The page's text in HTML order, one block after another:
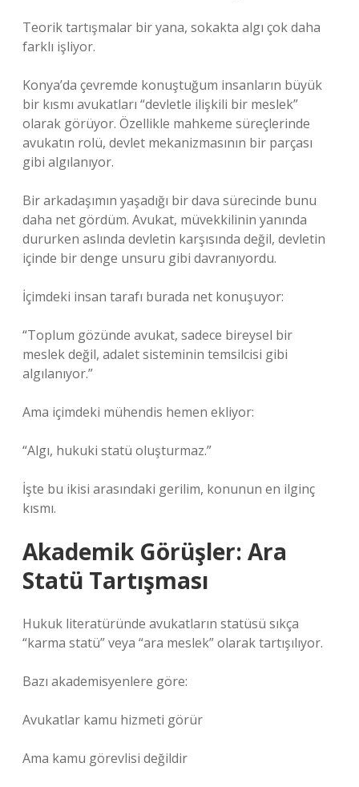
Teorik tartışmalar bir yana, sokakta algı çok daha
farklı işliyor.
Konya’da çevremde konuştuğum insanların büyük
bir kısmı avukatları “devletle ilişkili bir meslek”
olarak görüyor. Özellikle mahkeme süreçlerinde
avukatın rolü, devlet mekanizmasının bir parçası
gibi algılanıyor.
Bir arkadaşımın yaşadığı bir dava sürecinde bunu
daha net gördüm. Avukat, müvekkilinin yanında
dururken aslında devletin karşısında değil, devletin
içinde bir denge unsuru gibi davranıyordu.
İçimdeki insan tarafı burada net konuşuyor:
“Toplum gözünde avukat, sadece bireysel bir
meslek değil, adalet sisteminin temsilcisi gibi
algılanıyor.”
Ama içimdeki mühendis hemen ekliyor:
“Algı, hukuki statü oluşturmaz.”
İşte bu ikisi arasındaki gerilim, konunun en ilginç
kısmı.
Akademik Görüşler: Ara
Statü Tartışması
Hukuk literatüründe avukatların statüsü sıkça
“karma statü” veya “ara meslek” olarak tartışılıyor.
Bazı akademisyenlere göre:
Avukatlar kamu hizmeti görür
Ama kamu görevlisi değildir